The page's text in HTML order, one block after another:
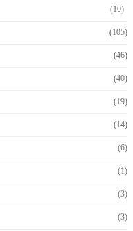
(10)
(105)
(46)
(40)
(19)
(14)
(6)
(1)
(3)
(3)